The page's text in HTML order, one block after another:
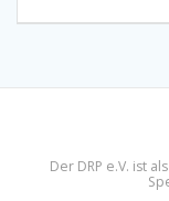
Der DRP e.V. ist